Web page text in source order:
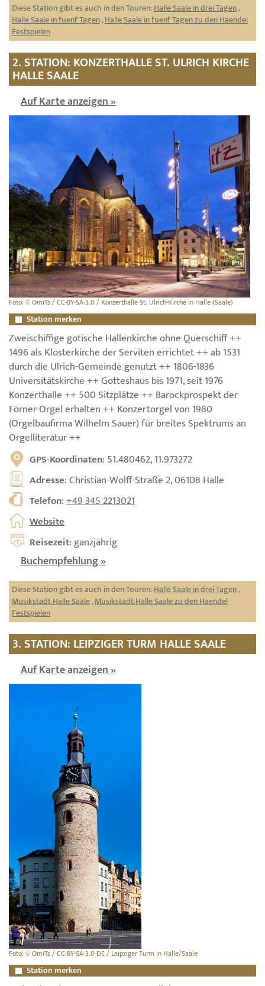
Diese Station gibt es auch in den Touren:Halle Saale in drei Tagen,
Halle Saale in fuenf Tagen,Halle Saale in fuenf Tagen zu den Haendel
Festspielen
2. STATION: KONZERTHALLE ST. ULRICH KIRCHE
HALLE SAALE
Auf Karte anzeigen »
Foto: © OmiTs / CC-BY-SA-3.0 / Konzerthalle St. Ulrich-Kirche in Halle (Saale)
Station merken
Zweischiffige gotische Hallenkirche ohne Querschiff ++
1496 als Klosterkirche der Serviten errichtet ++ ab 1531
durch die Ulrich-Gemeinde genutzt ++ 1806-1836
Universitätskirche ++ Gotteshaus bis 1971, seit 1976
Konzerthalle ++ 500 Sitzplätze ++ Barockprospekt der
Förner-Orgel erhalten ++ Konzertorgel von 1980
(Orgelbaufirma Wilhelm Sauer) für breites Spektrums an
Orgelliteratur ++
GPS-Koordinaten: 51.480462, 11.973272
Adresse: Christian-Wolff-Straße 2, 06108 Halle
Telefon:+49 345 2213021
Website
Reisezeit: ganzjährig
Buchempfehlung »
Diese Station gibt es auch in den Touren:Halle Saale in drei Tagen,
Musikstadt Halle Saale,Musikstadt Halle Saale zu den Haendel
Festspielen
3. STATION: LEIPZIGER TURM HALLE SAALE
Auf Karte anzeigen »
Foto: © OmiTs / CC-BY-SA-3.0-DE / Leipziger Turm in Halle/Saale
Station merken